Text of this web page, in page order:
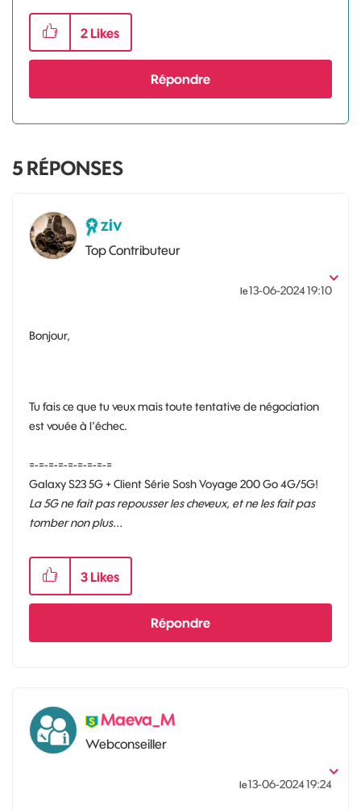
2 Likes
Répondre
5 RÉPONSES
ziv
Top Contributeur
le‎13-06-202419:10
Bonjour,
Tu fais ce que tu veux mais toute tentative de négociation
est vouée à l'échec.
=-=-=-=-=-=-=-=-=
Galaxy S23 5G + Client Série Sosh Voyage 200 Go 4G/5G!
La 5G ne fait pas repousser les cheveux, et ne les fait pas
tomber non plus...
3 Likes
Répondre
Maeva_M
Webconseiller
le‎13-06-202419:24